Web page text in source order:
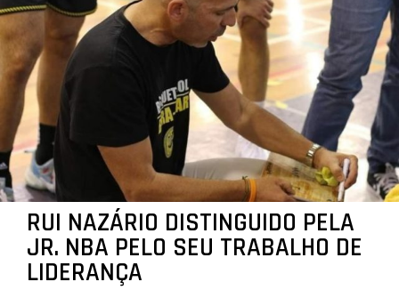
RUI NAZÁRIO DISTINGUIDO PELA
JR. NBA PELO SEU TRABALHO DE
LIDERANÇA